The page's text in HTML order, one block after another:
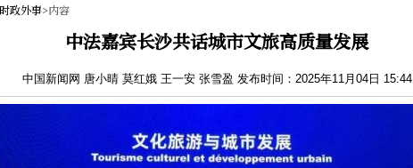
时政外事>内容
中法嘉宾长沙共话城市文旅高质量发展
中国新闻网 唐小晴 莫红娥 王一安 张雪盈 发布时间：2025年11月04日 15:44